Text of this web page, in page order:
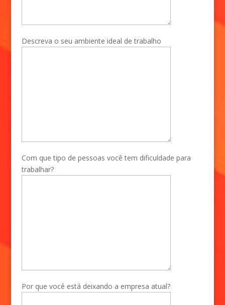
Descreva o seu ambiente ideal de trabalho
Com que tipo de pessoas você tem dificuldade para
trabalhar?
Por que você está deixando a empresa atual?